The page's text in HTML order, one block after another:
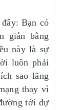
Bạn có
giản bằng
này là sự
luôn phải
sao lãng
thay vì
tới dự